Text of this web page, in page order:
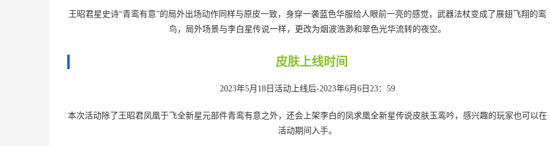
王昭君星史诗“青鸾有意”的局外出场动作同样与原皮一致，身穿一袭蓝色华服给人眼前一亮的感觉，武器法杖变成了展翅飞翔的鸾
鸟，局外场景与李白星传说一样，更改为烟波浩渺和翠色光华流转的夜空。
皮肤上线时间
2023年5月18日活动上线后-2023年6月6日23：59
本次活动除了王昭君凤凰于飞全新星元部件青鸾有意之外，还会上架李白的凤求凰全新星传说皮肤玉鸾吟，感兴趣的玩家也可以在
活动期间入手。